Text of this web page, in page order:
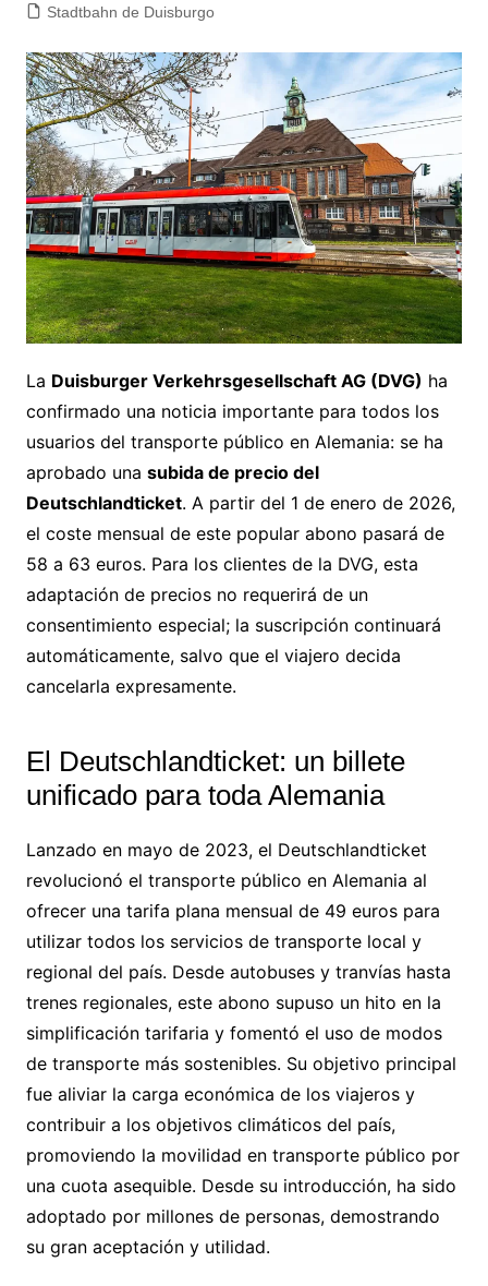
Stadtbahn de Duisburgo
La Duisburger Verkehrsgesellschaft AG (DVG) ha
confirmado una noticia importante para todos los
usuarios del transporte público en Alemania: se ha
aprobado una subida de precio del
Deutschlandticket. A partir del 1 de enero de 2026,
el coste mensual de este popular abono pasará de
58 a 63 euros. Para los clientes de la DVG, esta
adaptación de precios no requerirá de un
consentimiento especial; la suscripción continuará
automáticamente, salvo que el viajero decida
cancelarla expresamente.
El Deutschlandticket: un billete
unificado para toda Alemania
Lanzado en mayo de 2023, el Deutschlandticket
revolucionó el transporte público en Alemania al
ofrecer una tarifa plana mensual de 49 euros para
utilizar todos los servicios de transporte local y
regional del país. Desde autobuses y tranvías hasta
trenes regionales, este abono supuso un hito en la
simplificación tarifaria y fomentó el uso de modos
de transporte más sostenibles. Su objetivo principal
fue aliviar la carga económica de los viajeros y
contribuir a los objetivos climáticos del país,
promoviendo la movilidad en transporte público por
una cuota asequible. Desde su introducción, ha sido
adoptado por millones de personas, demostrando
su gran aceptación y utilidad.